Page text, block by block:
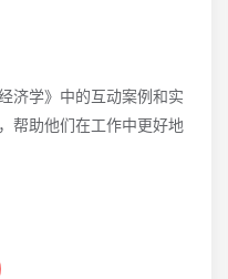
济学》中的互动案例和实
帮助他们在工作中更好地